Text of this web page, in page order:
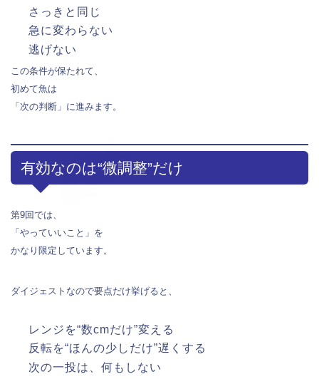
さっきと同じ
急に変わらない
逃げない
この条件が保たれて、
初めて魚は
「次の判断」に進みます。
有効なのは“微調整”だけ
第9回では、
「やっていいこと」を
かなり限定しています。
ダイジェストなので要点だけ挙げると、
レンジを“数cmだけ”変える
反転を“ほんの少しだけ”遅くする
次の一投は、何もしない